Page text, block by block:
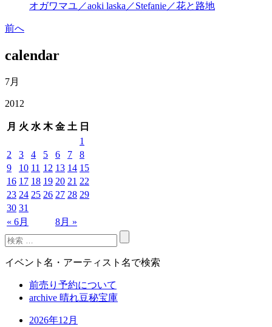
オガワマユ／aoki laska／Stefanie／花と路地
前へ
calendar
7月
2012
月 火 水 木 金 土 日
« 6月 8月 »
1
2
3 4 5 6 7
8
9
10 11 12 13 14 15
16 17 18 19 20 21 22
23 24 25 26 27 28 29
30 31
イベント名・アーティスト名で検索
前売り予約について
archive 晴れ豆秘宝庫
2026年12月